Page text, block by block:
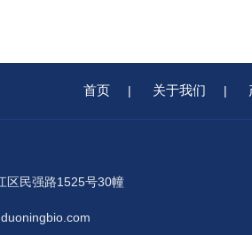
首页 | 关于我们 |
区民强路1525号30幢